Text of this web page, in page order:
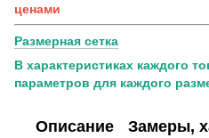
ценами
Размерная сетка
В характеристиках каждого
параметров для каждого
Описание Замеры,